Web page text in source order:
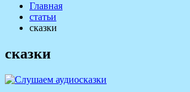
Главная
статьи
сказки
сказки